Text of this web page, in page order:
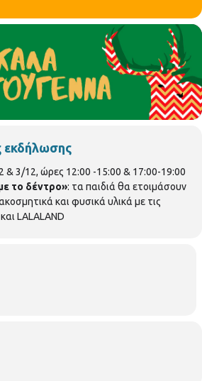
εκδήλωσης
& 3/12, ώρες 12:00 -15:00 & 17:00-19:00
το δέντρο»: τα παιδιά θα ετοιμάσουν
και φυσικά υλικά με τις
LALALAND